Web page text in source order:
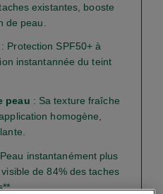
existantes, booste
de peau.
: Protection SPF50+ à
instantannée du teint
peau : Sa texture fraîche
homogène,
instantanément plus
de 84% des taches